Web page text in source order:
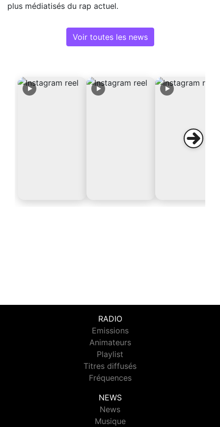
plus médiatisés du rap actuel.
Voir toutes les news
RADIO
Emissions
Animateurs
Playlist
Titres diffusés
Fréquences
NEWS
News
Musique